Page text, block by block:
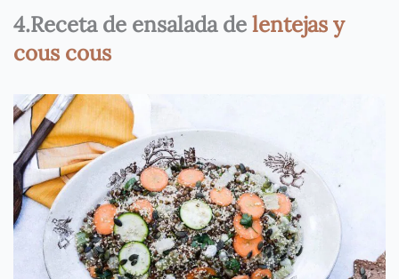
4.Receta de ensalada delentejas y
cous cous